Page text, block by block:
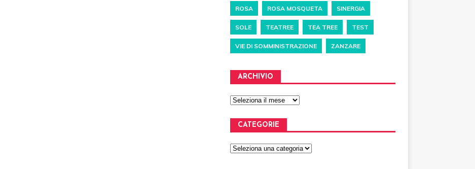
ROSA ROSA MOSQUETA SINERGIA
SOLE TEATREE TEA TREE TEST
VIE DI SOMMINISTRAZIONE ZANZARE
ARCHIVIO
CATEGORIE